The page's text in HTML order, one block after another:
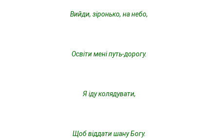
Вийди, зіронько, на небо,
Освіти мені путь-дорогу.
Я іду колядувати,
Щоб віддати шану Богу.